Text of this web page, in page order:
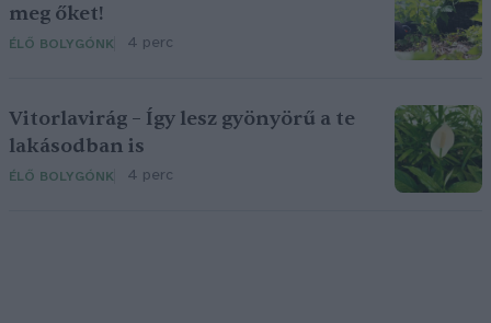
meg őket!
ÉLŐ BOLYGÓNK 4 perc
Vitorlavirág – Így lesz gyönyörű a te
lakásodban is
ÉLŐ BOLYGÓNK 4 perc